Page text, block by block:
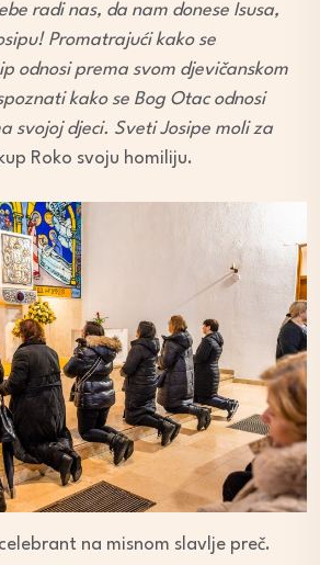
radi nas, da nam donese Isusa,
Promatrajući kako se
odnosi prema svom djevičanskom
kako se Bog Otac odnosi
svojoj djeci. Sveti Josipe moli za
Roko svoju homiliju.
na misnom slavlje preč.